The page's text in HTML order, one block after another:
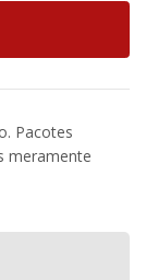
Pacotes
meramente